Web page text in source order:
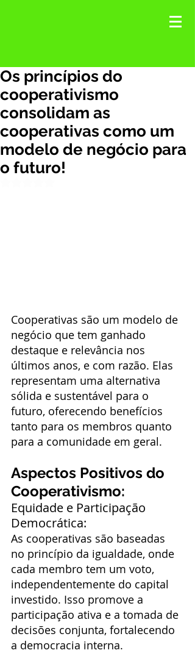
Os princípios do
cooperativismo
consolidam as
cooperativas como um
modelo de negócio para
o futuro!
Cooperativas são um modelo de
negócio que tem ganhado
destaque e relevância nos
últimos anos, e com razão. Elas
representam uma alternativa
sólida e sustentável para o
futuro, oferecendo benefícios
tanto para os membros quanto
para a comunidade em geral.
Aspectos Positivos do
Cooperativismo:
Equidade e Participação
Democrática:
As cooperativas são baseadas
no princípio da igualdade, onde
cada membro tem um voto,
independentemente do capital
investido. Isso promove a
participação ativa e a tomada de
decisões conjunta, fortalecendo
a democracia interna.